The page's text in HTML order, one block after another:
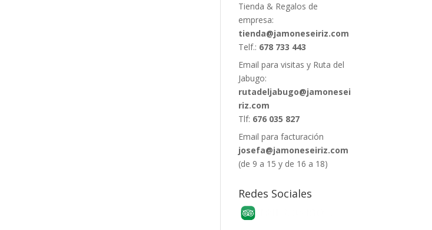
Tienda & Regalos de
empresa:
tienda@jamoneseiriz.com
Telf.: 678 733 443
Email para visitas y Ruta del
Jabugo:
rutadeljabugo@jamonesei
riz.com
Tlf: 676 035 827
Email para facturación
josefa@jamoneseiriz.com
(de 9 a 15 y de 16 a 18)
Redes Sociales